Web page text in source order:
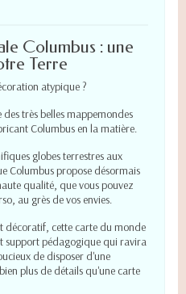
Columbus : une
Terre
atypique ?
très belles mappemondes
Columbus en la matière.
globes terrestres aux
Columbus propose désormais
qualité, que vous pouvez
au grès de vos envies.
décoratif, cette carte du monde
support pédagogique qui ravira
de disposer d'une
plus de détails qu'une carte